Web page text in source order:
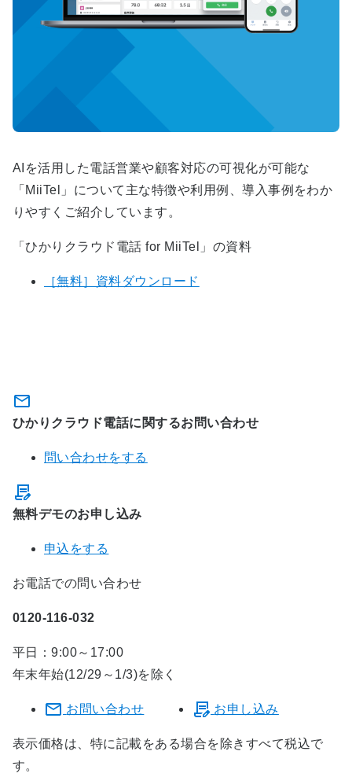
AIを活用した電話営業や顧客対応の可視化が可能な
「MiiTel」について主な特徴や利用例、導入事例をわか
りやすくご紹介しています。
「ひかりクラウド電話 for MiiTel」の資料
［無料］資料ダウンロード
ひかりクラウド電話に関するお問い合わせ
問い合わせをする
無料デモのお申し込み
申込をする
お電話での問い合わせ
0120-116-032
平日：9:00～17:00
年末年始(12/29～1/3)を除く
お問い合わせ お申し込み
表示価格は、特に記載をある場合を除きすべて税込で
す。